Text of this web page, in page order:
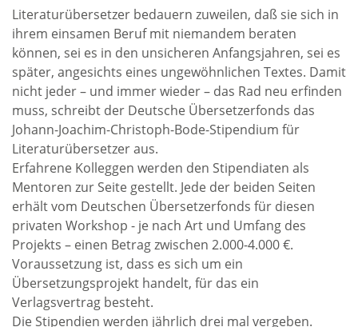
Literaturübersetzer bedauern zuweilen, daß sie sich in
ihrem einsamen Beruf mit niemandem beraten
können, sei es in den unsicheren Anfangsjahren, sei es
später, angesichts eines ungewöhnlichen Textes. Damit
nicht jeder – und immer wieder – das Rad neu erfinden
muss, schreibt der Deutsche Übersetzerfonds das
Johann-Joachim-Christoph-Bode-Stipendium für
Literaturübersetzer aus.
Erfahrene Kolleggen werden den Stipendiaten als
Mentoren zur Seite gestellt. Jede der beiden Seiten
erhält vom Deutschen Übersetzerfonds für diesen
privaten Workshop - je nach Art und Umfang des
Projekts – einen Betrag zwischen 2.000-4.000 €.
Voraussetzung ist, dass es sich um ein
Übersetzungsprojekt handelt, für das ein
Verlagsvertrag besteht.
Die Stipendien werden jährlich drei mal vergeben.